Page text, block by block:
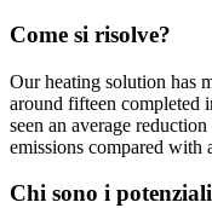
Come si risolve?
Our heating solution has
around fifteen completed
seen an average
emissions compared with
Chi sono i